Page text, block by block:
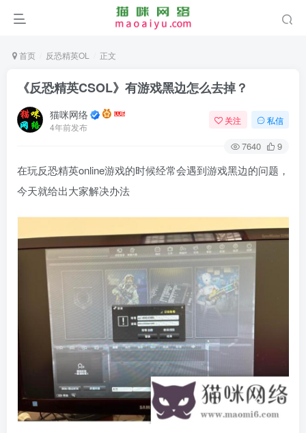
首页 反恐精英OL 正文
《反恐精英CSOL》有游戏黑边怎么去掉？
猫咪网络
4年前发布
关注 私信
7640 9
在玩反恐精英online游戏的时候经常会遇到游戏黑边的问题，
今天就给出大家解决办法